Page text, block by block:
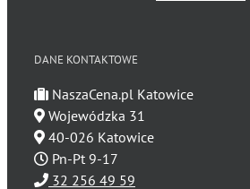
DANE KONTAKTOWE
NaszaCena.pl Katowice
Wojewódzka 31
40-026 Katowice
Pn-Pt 9-17
32 256 49 59